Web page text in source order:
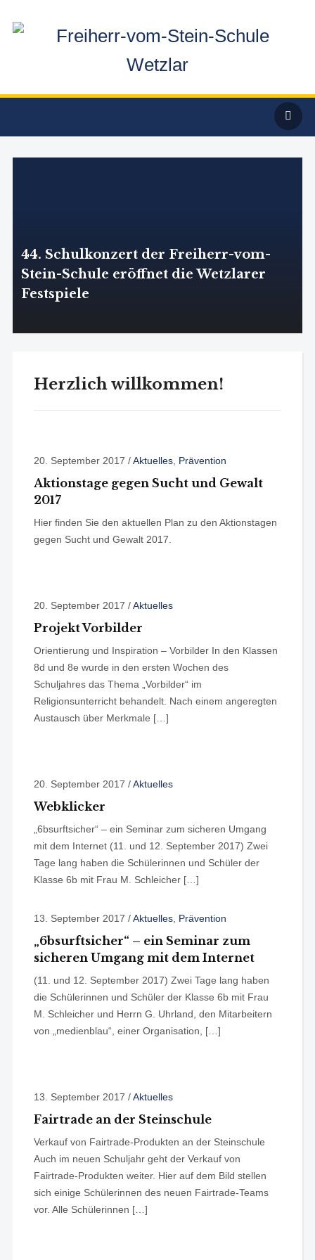
44. Schulkonzert der Freiherr-vom-
Stein-Schule eröffnet die Wetzlarer
Festspiele
Herzlich willkommen!
20. September 2017 /Aktuelles, Prävention
Aktionstage gegen Sucht und Gewalt
2017
Hier finden Sie den aktuellen Plan zu den Aktionstagen
gegen Sucht und Gewalt 2017.
20. September 2017 /Aktuelles
Projekt Vorbilder
Orientierung und Inspiration – Vorbilder In den Klassen
8d und 8e wurde in den ersten Wochen des
Schuljahres das Thema „Vorbilder“ im
Religionsunterricht behandelt. Nach einem angeregten
Austausch über Merkmale […]
20. September 2017 /Aktuelles
Webklicker
„6bsurftsicher“ – ein Seminar zum sicheren Umgang
mit dem Internet (11. und 12. September 2017) Zwei
Tage lang haben die Schülerinnen und Schüler der
Klasse 6b mit Frau M. Schleicher […]
13. September 2017 /Aktuelles, Prävention
„6bsurftsicher“ – ein Seminar zum
sicheren Umgang mit dem Internet
(11. und 12. September 2017) Zwei Tage lang haben
die Schülerinnen und Schüler der Klasse 6b mit Frau
M. Schleicher und Herrn G. Uhrland, den Mitarbeitern
von „medienblau“, einer Organisation, […]
13. September 2017 /Aktuelles
Fairtrade an der Steinschule
Verkauf von Fairtrade-Produkten an der Steinschule
Auch im neuen Schuljahr geht der Verkauf von
Fairtrade-Produkten weiter. Hier auf dem Bild stellen
sich einige Schülerinnen des neuen Fairtrade-Teams
vor. Alle Schülerinnen […]